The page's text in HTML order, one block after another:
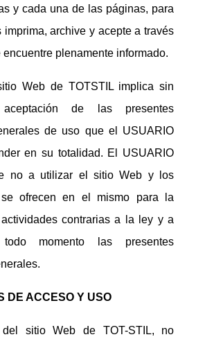
y cada una de las páginas, para
archive y acepte a través
encuentre plenamente informado.
Web de TOTSTIL implica sin
de las presentes
de uso que el USUARIO
en su totalidad. El USUARIO
no a utilizar el sitio Web y los
ofrecen en el mismo para la
contrarias a la ley y a
momento las presentes
DE ACCESO Y USO
del sitio Web de TOT-STIL, no